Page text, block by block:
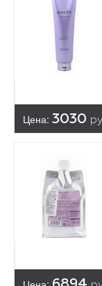
Цена: 3030